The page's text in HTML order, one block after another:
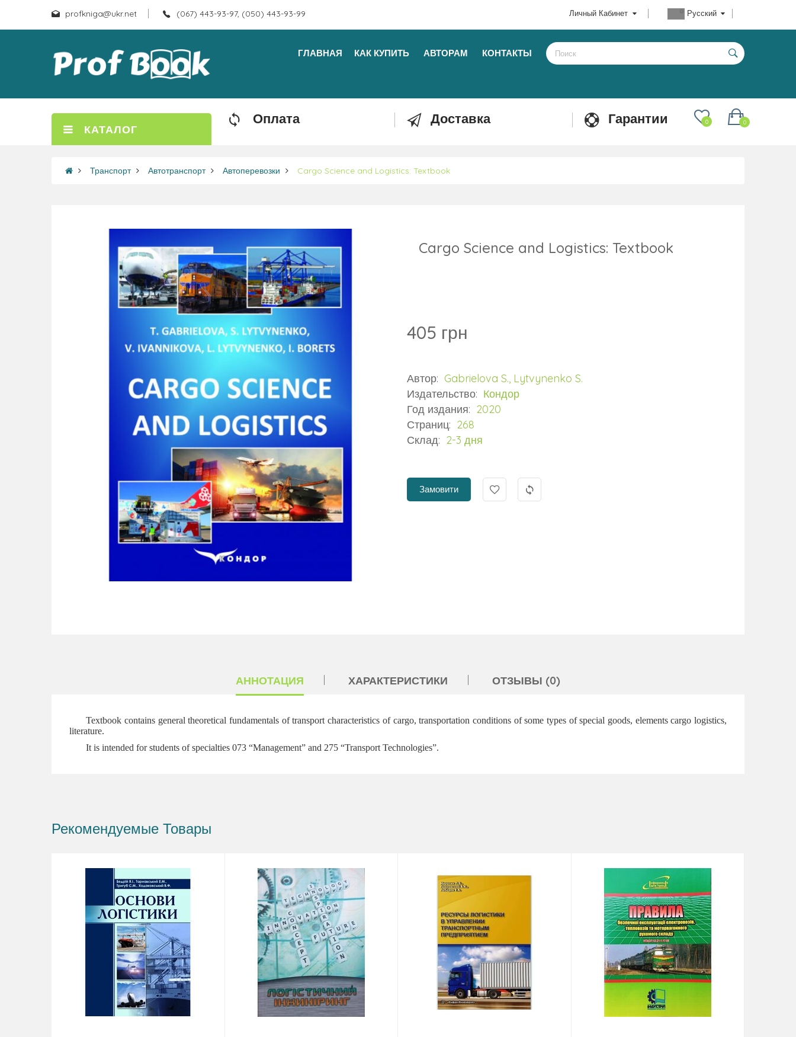
profkniga@ukr.net (067) 443-93-97, (050) 443-93-99 Русский
Личный Кабинет
ГЛАВНАЯ КАК КУПИТЬ АВТОРАМ КОНТАКТЫ
КАТАЛОГ
Оплата Доставка Гарантии 0
0
Транспорт Автотранспорт Автоперевозки Cargo Science and Logistics: Textbook
Cargo Science and Logistics: Textbook
405 грн
Автор: Gabrielova S., Lytvynenko S.
Издательство: Кондор
Год издания: 2020
Страниц: 268
Склад: 2-3 дня
Замовити
АННОТАЦИЯ ХАРАКТЕРИСТИКИ ОТЗЫВЫ (0)
Textbook contains general theoretical fundamentals of transport characteristics of cargo, transportation conditions of some types of special goods, elements cargo logistics,
literature.
It is intended for students of specialties 073 “Management” and 275 “Transport Technologies”.
Рекомендуемые Товары